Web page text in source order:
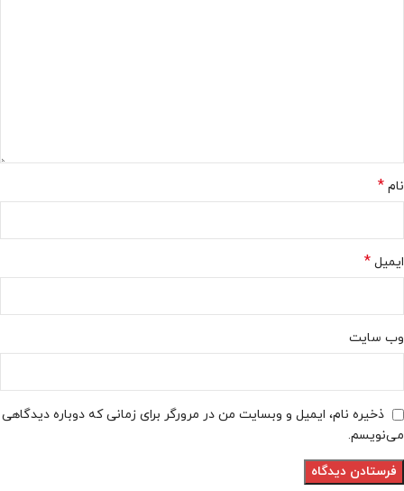
نام *
ایمیل *
وب‌ سایت
ذخیره نام، ایمیل و وبسایت من در مرورگر برای زمانی که دوباره دیدگاهی
می‌نویسم.